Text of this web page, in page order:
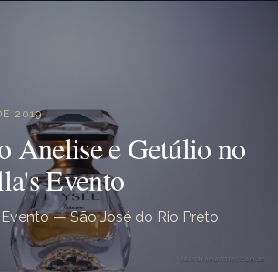
2019
Anelise e Getúlio no
Evento
— São José do Rio Preto